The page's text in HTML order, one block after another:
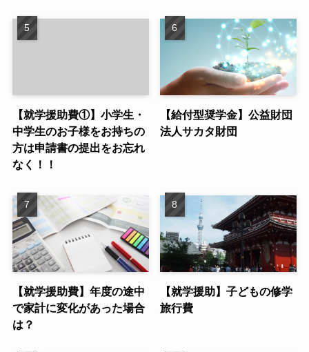
【就学援助費①】小学生・
中学生のお子様をお持ちの
方は申請書の提出をお忘れ
なく！！
【給付型奨学金】公益財団
法人サカタ財団
【就学援助費】年度の途中
で家計に変化があった場合
は？
【就学援助】子どもの修学
旅行費